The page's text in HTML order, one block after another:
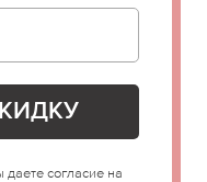
согласие на